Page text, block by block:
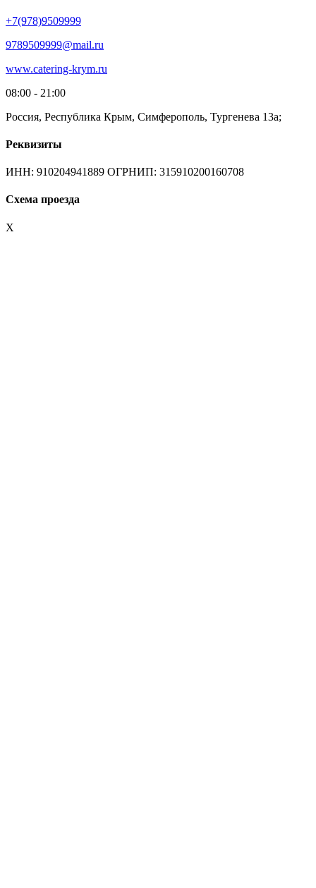
+7(978)9509999
9789509999@mail.ru
www.catering-krym.ru
08:00 - 21:00
Россия, Республика Крым, Симферополь, Тургенева 13а;
Реквизиты
ИНН: 910204941889 ОГРНИП: 315910200160708
Схема проезда
X